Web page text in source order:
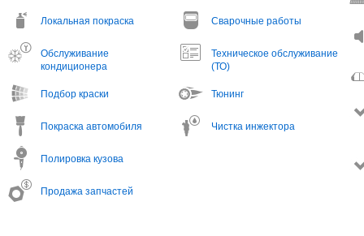
Локальная покраска
Обслуживание
кондиционера
Подбор краски
Покраска автомобиля
Полировка кузова
Продажа запчастей
Сварочные работы
Техническое обслуживание
(ТО)
Тюнинг
Чистка инжектора